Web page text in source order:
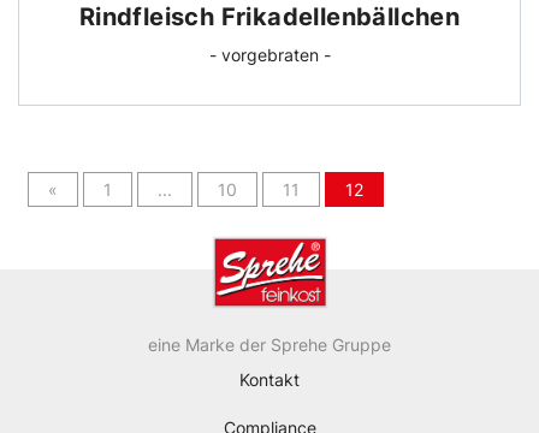
Rindfleisch Frikadellenbällchen
- vorgebraten -
« 1 ... 10 11 12(current)
eine Marke der Sprehe Gruppe
Kontakt
Compliance